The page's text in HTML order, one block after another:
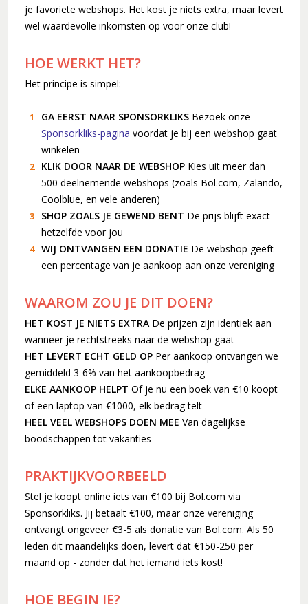
Dubbele dirigentenwissel (2015-2016)
De concertcommissie (2017-2018)
je favoriete webshops. Het kost je niets extra, maar levert
wel waardevolle inkomsten op voor onze club!
HOE WERKT HET?
Het principe is simpel:
GA EERST NAAR SPONSORKLIKS Bezoek onze
Sponsorkliks-pagina voordat je bij een webshop gaat
winkelen
KLIK DOOR NAAR DE WEBSHOP Kies uit meer dan
500 deelnemende webshops (zoals Bol.com, Zalando,
Coolblue, en vele anderen)
SHOP ZOALS JE GEWEND BENT De prijs blijft exact
hetzelfde voor jou
WIJ ONTVANGEN EEN DONATIE De webshop geeft
een percentage van je aankoop aan onze vereniging
WAAROM ZOU JE DIT DOEN?
HET KOST JE NIETS EXTRA De prijzen zijn identiek aan
wanneer je rechtstreeks naar de webshop gaat
HET LEVERT ECHT GELD OP Per aankoop ontvangen we
gemiddeld 3-6% van het aankoopbedrag
ELKE AANKOOP HELPT Of je nu een boek van €10 koopt
of een laptop van €1000, elk bedrag telt
HEEL VEEL WEBSHOPS DOEN MEE Van dagelijkse
boodschappen tot vakanties
PRAKTIJKVOORBEELD
Stel je koopt online iets van €100 bij Bol.com via
Sponsorkliks. Jij betaalt €100, maar onze vereniging
ontvangt ongeveer €3-5 als donatie van Bol.com. Als 50
leden dit maandelijks doen, levert dat €150-250 per
maand op - zonder dat het iemand iets kost!
HOE BEGIN JE?